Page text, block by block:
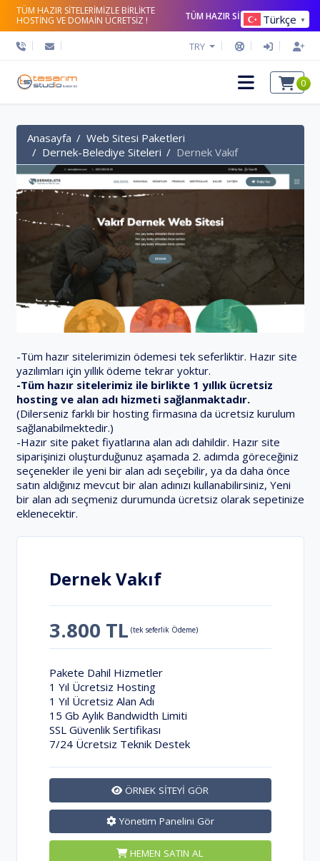
TÜM HAZIR SİTELERİMİZLE BİRLİKTE
HOSTİNG VE DOMAİN ÜCRETSİZ !
TÜM HAZIR SİTELERİ İNCELE
TRY
0
Dernek Vakıf
3.800 TL (tek seferlik Ödeme)
Pakete Dahil Hizmetler
1 Yıl Ücretsiz Hosting
1 Yıl Ücretsiz Alan Adı
15 Gb Aylık Bandwidth Limiti
SSL Güvenlik Sertifikası
7/24 Ücretsiz Teknik Destek
ÖRNEK SİTEYİ GÖR
Yönetim Panelini Gör
HEMEN SATIN AL
Anasayfa
Web Sitesi Paketleri
Dernek-Belediye Siteleri
Dernek Vakıf
-Tüm hazır sitelerimizin ödemesi tek seferliktir. Hazır site
yazılımları için yıllık ödeme tekrar yoktur.
-Tüm hazır sitelerimiz ile birlikte 1 yıllık ücretsiz
hosting ve alan adı hizmeti sağlanmaktadır.
(Dilerseniz farklı bir hosting firmasına da ücretsiz kurulum
sağlanabilmektedir.)
-Hazır site paket fiyatlarına alan adı dahildir. Hazır site
siparişinizi oluşturduğunuz aşamada 2. adımda göreceğiniz
seçenekler ile yeni bir alan adı seçebilir, ya da daha önce
satın aldığınız mevcut bir alan adınızı kullanabilirsiniz, Yeni
bir alan adı seçmeniz durumunda ücretsiz olarak sepetinize
eklenecektir.
Türkçe ▼